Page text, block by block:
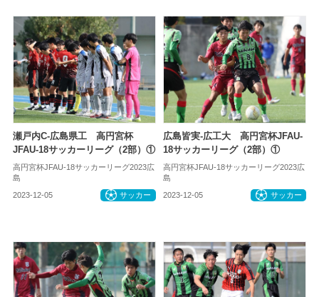
瀬戸内C-広島県工 高円宮杯
JFAU-18サッカーリーグ（2部）①
高円宮杯JFAU-18サッカーリーグ2023広
島
2023-12-05 サッカー
広島皆実-広工大 高円宮杯JFAU-
18サッカーリーグ（2部）①
高円宮杯JFAU-18サッカーリーグ2023広
島
2023-12-05 サッカー